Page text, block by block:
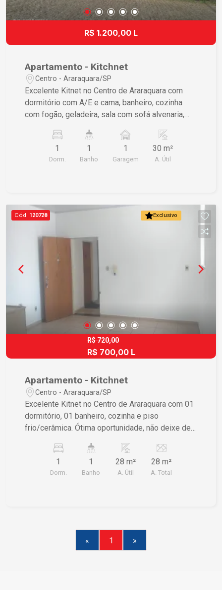
R$ 1.200,00 L
Apartamento - Kitchnet
Centro - Araraquara/SP
Excelente Kitnet no Centro de Araraquara com
dormitório com A/E e cama, banheiro, cozinha
com fogão, geladeira, sala com sofá alvenaria,
garagem. Ótima oportunidade, não deixe de
visitar e conhecer esse imóvel de perto!
1
Dorm.
1
Banho
1
Garagem
30 m²
A. Útil
Exclusivo
Cód. 120728
R$ 720,00
R$ 700,00 L
Apartamento - Kitchnet
Centro - Araraquara/SP
Excelente Kitnet no Centro de Araraquara com 01
dormitório, 01 banheiro, cozinha e piso
frio/cerâmica. Ótima oportunidade, não deixe de
1
Dorm.
1
Banho
28 m²
A. Útil
28 m²
A. Total
« 1 »